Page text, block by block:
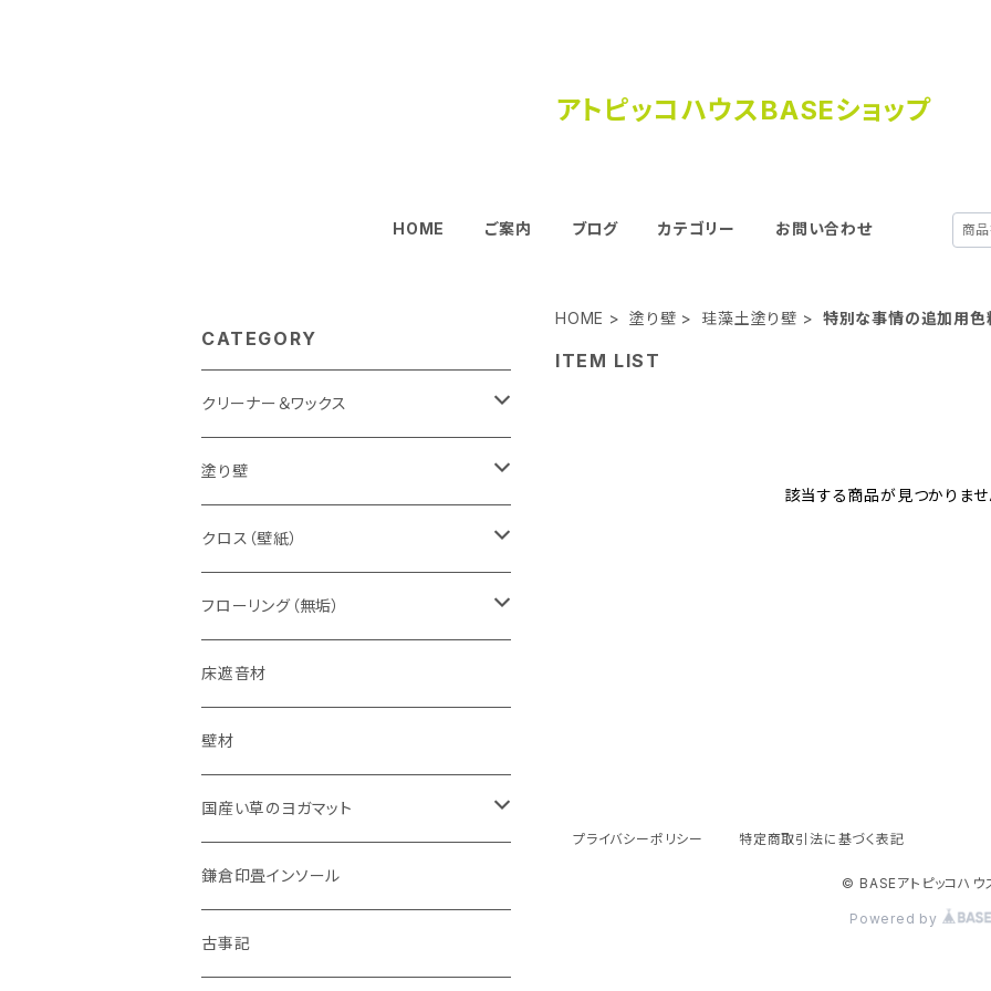
アトピッコハウスBASEショップ
HOME ご案内 ブログ カテゴリー お問い合わせ
HOME 塗り壁 珪藻土塗り壁 特別な事情の追加用色
ITEM LIST
該当する商品が見つかりませ
CATEGORY
クリーナー＆ワックス
すべての床用
無垢材専用
塗り壁
下地処理材
珪藻土塗り壁
特別な事情の追加用色粉
漆喰塗り壁
カオリンの壁
補修材
クロス（壁紙）
でんぷん糊
フローリング（無垢）
接着剤
床暖房用
ナチュラルオイル（自然塗装）仕上げ
コーティング仕上げ
無塗装品
床遮音材
壁材
国産い草のヨガマット
国産い草のヨガマット
国産い草のヨガマットヘリデニム（60×18
0㎝）
鎌倉印畳インソール
古事記
プライバシーポリシー 特定商取引法に基づく表記
© BASEアトピッコハウ
Powered by